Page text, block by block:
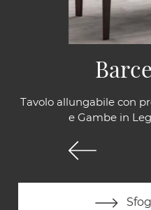
Tavolo allungabile con
e Gambe in